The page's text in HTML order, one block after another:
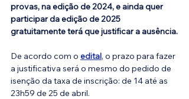
provas, na edição de 2024, e ainda quer
participar da edição de 2025
gratuitamente terá que justificar a ausência.
De acordo com o edital, o prazo para fazer
a justificativa será o mesmo do pedido de
isenção da taxa de inscrição: de 14 até as
23h59 de 25 de abril.